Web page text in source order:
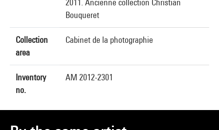
2011. Ancienne collection Christian
Bouqueret
Collection
area
Cabinet de la photographie
Inventory
no.
AM 2012-2301